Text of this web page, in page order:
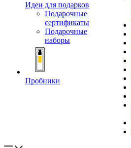
Идеи для подарков
Подарочные
сертификаты
Подарочные
наборы
Пробники